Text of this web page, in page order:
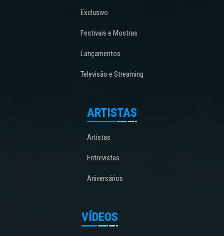
Exclusivo
Festivais e Mostras
Lançamentos
Televisão e Streaming
ARTISTAS
Artistas
Entrevistas
Aniversários
VÍDEOS